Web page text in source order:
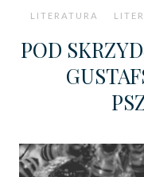
LITERATURA
POD